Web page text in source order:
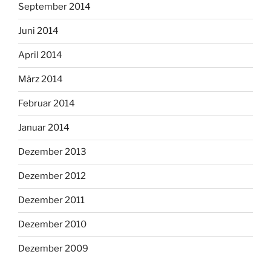
September 2014
Juni 2014
April 2014
März 2014
Februar 2014
Januar 2014
Dezember 2013
Dezember 2012
Dezember 2011
Dezember 2010
Dezember 2009